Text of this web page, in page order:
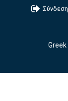
Σύνδεση
Greek